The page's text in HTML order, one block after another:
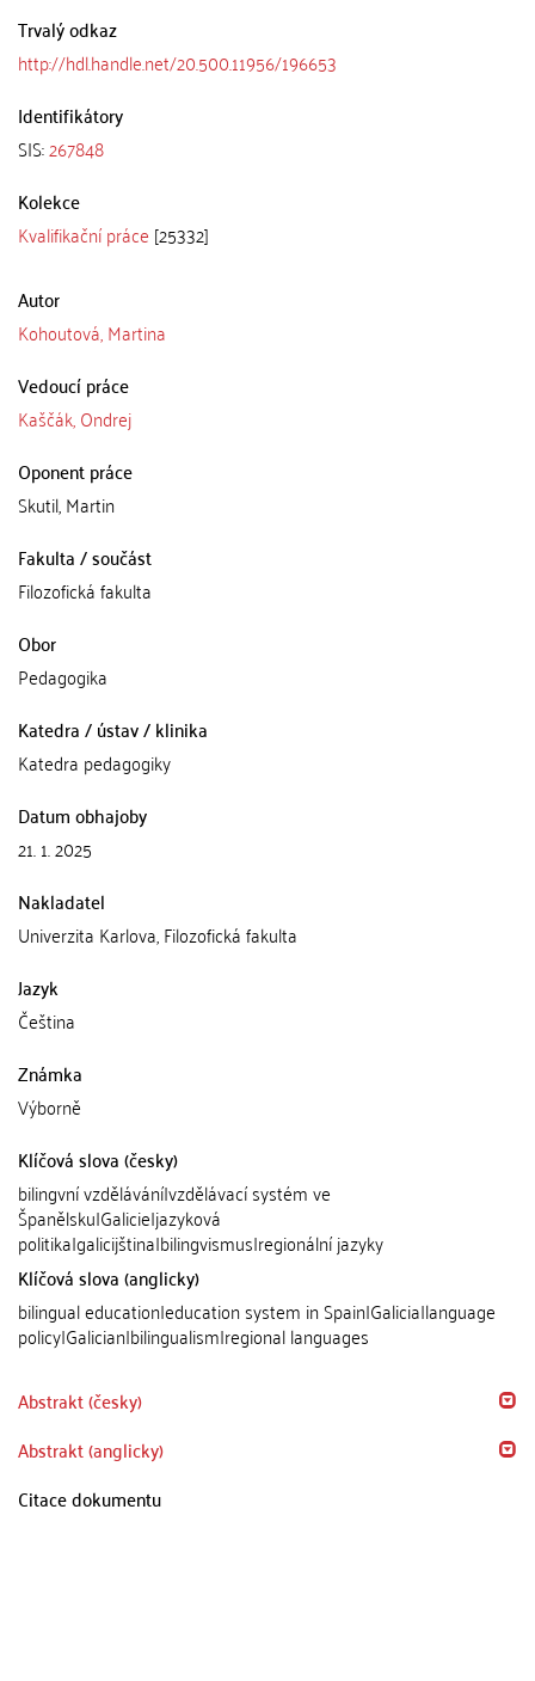
Trvalý odkaz
http://hdl.handle.net/20.500.11956/196653
Identifikátory
SIS:267848
Kolekce
Kvalifikační práce [25332]
Autor
Kohoutová, Martina
Vedoucí práce
Kaščák, Ondrej
Oponent práce
Skutil, Martin
Fakulta / součást
Filozofická fakulta
Obor
Pedagogika
Katedra / ústav / klinika
Katedra pedagogiky
Datum obhajoby
21. 1. 2025
Nakladatel
Univerzita Karlova, Filozofická fakulta
Jazyk
Čeština
Známka
Výborně
Klíčová slova (česky)
bilingvní vzdělávání|vzdělávací systém ve
Španělsku|Galicie|jazyková
politika|galicijština|bilingvismus|regionální jazyky
Klíčová slova (anglicky)
bilingual education|education system in Spain|Galicia|language
policy|Galician|bilingualism|regional languages
Abstrakt (česky)
Abstrakt (anglicky)
Citace dokumentu